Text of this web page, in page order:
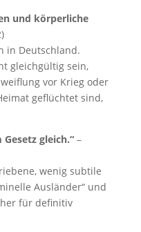
und körperliche
in Deutschland.
gleichgültig sein,
vor Krieg oder
geflüchtet sind,
gleich.“ –
wenig subtile
Ausländer“ und
für definitiv